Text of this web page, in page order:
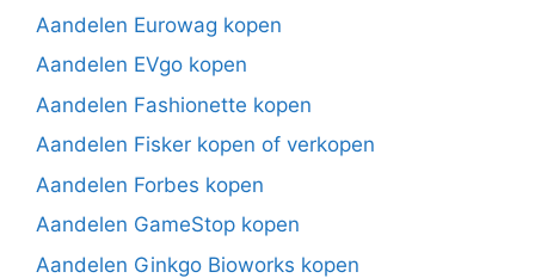
Aandelen Eurowag kopen
Aandelen EVgo kopen
Aandelen Fashionette kopen
Aandelen Fisker kopen of verkopen
Aandelen Forbes kopen
Aandelen GameStop kopen
Aandelen Ginkgo Bioworks kopen